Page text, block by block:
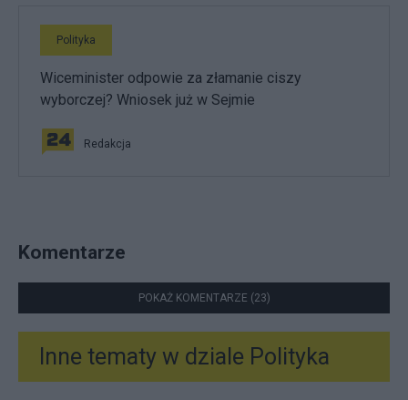
Polityka
Wiceminister odpowie za złamanie ciszy
wyborczej? Wniosek już w Sejmie
Redakcja
Komentarze
POKAŻ KOMENTARZE (23)
Inne tematy w dziale Polityka